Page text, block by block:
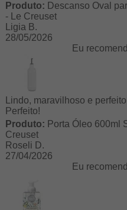
Produto: Descanso Oval
- Le Creuset
Ligia B.
28/05/2026
Eu
Lindo, maravilhoso e
Perfeito!
Produto: Porta Óleo 600ml
Creuset
Roseli D.
27/04/2026
Eu